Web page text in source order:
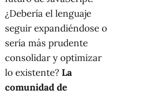
¿Debería el lenguaje
seguir expandiéndose o
sería más prudente
consolidar y optimizar
lo existente? La
comunidad de